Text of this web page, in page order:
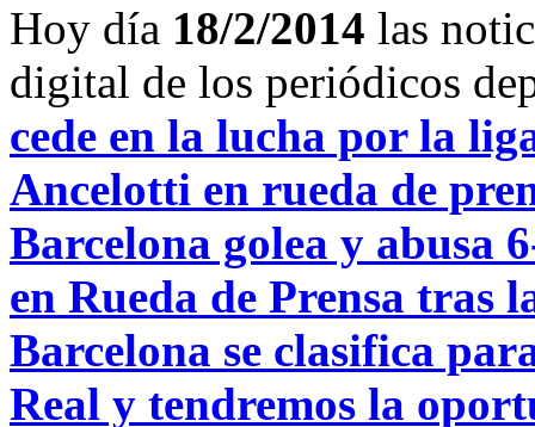
Hoy día 18/2/2014 las
digital de los periódicos
cede en la lucha por la
Ancelotti en rueda de
Barcelona golea y abusa
en Rueda de Prensa tras
Barcelona se clasifica
Real y tendremos la